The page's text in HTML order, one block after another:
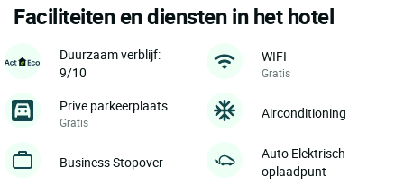
Faciliteiten en diensten in het hotel
Duurzaam verblijf:
9/10
WIFI
Gratis
Prive parkeerplaats
Gratis
Airconditioning
Business Stopover
Auto Elektrisch
oplaadpunt